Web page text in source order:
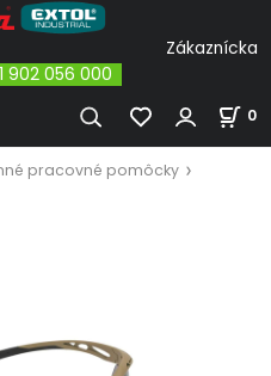
902 056 000
0
pracovné pomôcky